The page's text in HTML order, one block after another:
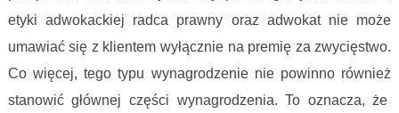
etyki adwokackiej radca prawny oraz adwokat nie może
umawiać się z klientem wyłącznie na premię za zwycięstwo.
Co więcej, tego typu wynagrodzenie nie powinno również
stanowić głównej części wynagrodzenia. To oznacza, że